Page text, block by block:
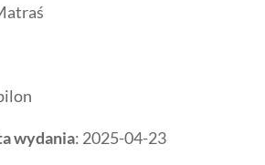
wydania: 2025-04-23